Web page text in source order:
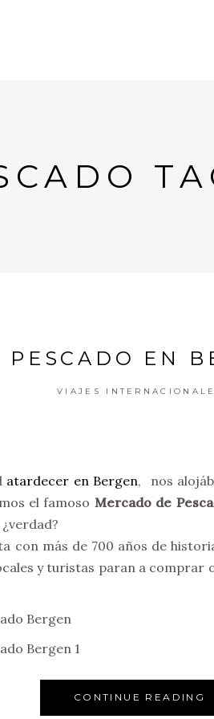
PESCADO EN
VIAJES
atardecer en Bergen, nos
el famoso Mercado de
con más de 700 años de
y turistas paran a
CONTINUE READING